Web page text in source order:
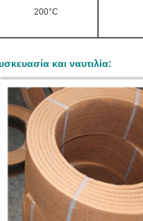
200°C
και ναυτιλία: